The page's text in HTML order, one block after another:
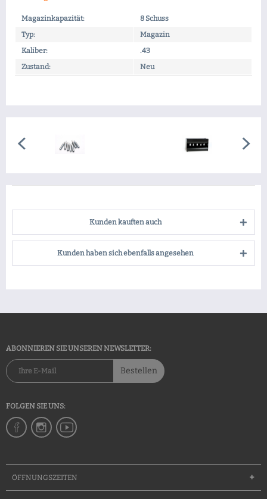
Magazinkapazität:
8 Schuss
Typ:
Magazin
Kaliber:
.43
Zustand:
Neu
Kunden kauften auch
Kunden haben sich ebenfalls angesehen
ABONNIEREN SIE UNSEREN NEWSLETTER:
Bestellen
FOLGEN SIE UNS:
ÖFFNUNGSZEITEN